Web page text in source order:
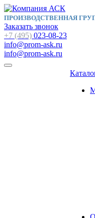
ПРОИЗВОДСТВЕННАЯ
Заказать звонок
+7 (495) 023-08-23
info@prom-ask.ru
info@prom-ask.ru